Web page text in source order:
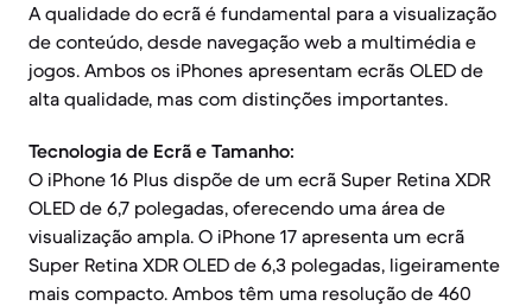
A qualidade do ecrã é fundamental para a visualização
de conteúdo, desde navegação web a multimédia e
jogos. Ambos os iPhones apresentam ecrãs OLED de
alta qualidade, mas com distinções importantes.
Tecnologia de Ecrã e Tamanho:
O iPhone 16 Plus dispõe de um ecrã Super Retina XDR
OLED de 6,7 polegadas, oferecendo uma área de
visualização ampla. O iPhone 17 apresenta um ecrã
Super Retina XDR OLED de 6,3 polegadas, ligeiramente
mais compacto. Ambos têm uma resolução de 460